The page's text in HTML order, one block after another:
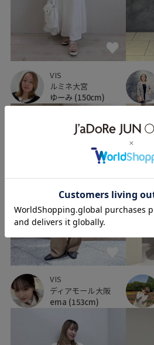
VIS
ルミネ大宮
ゆーみ (150cm)
VIS
ディアモール大阪
ema (153cm)